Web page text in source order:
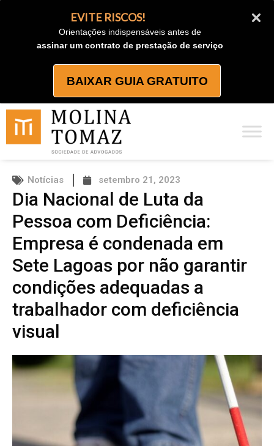
EVITE RISCOS!
Orientações indispensáveis antes de
assinar um contrato de prestação de serviço
BAIXAR GUIA GRATUITO
Notícias setembro 21, 2023
Dia Nacional de Luta da
Pessoa com Deficiência:
Empresa é condenada em
Sete Lagoas por não garantir
condições adequadas a
trabalhador com deficiência
visual